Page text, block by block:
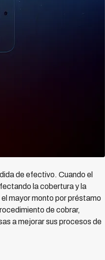
de efectivo. Cuando el
la cobertura y la
mayor monto por préstamo
de cobrar,
a mejorar sus procesos de